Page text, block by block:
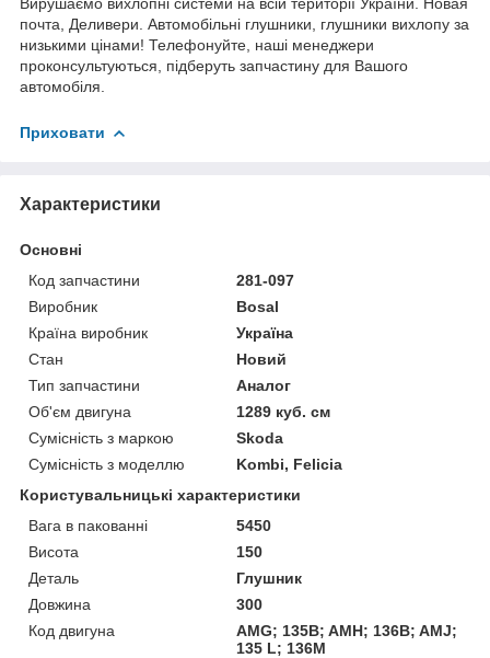
почта, Деливери. Автомобільні глушники, глушники вихлопу за
низькими цінами! Телефонуйте, наші менеджери
проконсультуються, підберуть запчастину для Вашого
автомобіля.
Приховати
Характеристики
Основні
Код запчастини
281-097
Виробник
Bosal
Країна виробник
Україна
Стан
Новий
Тип запчастини
Аналог
Об'єм двигуна
1289 куб. см
Сумісність з маркою
Skoda
Сумісність з моделлю
Kombi, Felicia
Користувальницькі характеристики
Вага в пакованні
5450
Висота
150
Деталь
Глушник
Довжина
300
Код двигуна
AMG; 135B; AMH; 136B; AMJ;
135 L; 136M